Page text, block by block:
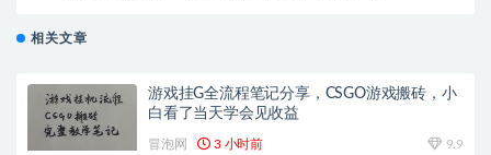
相关文章
游戏挂G全流程笔记分享，CSGO游戏搬砖，小
白看了当天学会见收益
冒泡网 3 小时前 9.9